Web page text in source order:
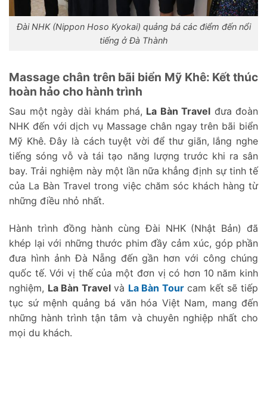
Đài NHK (Nippon Hoso Kyokai) quảng bá các điểm đến nổi
tiếng ở Đà Thành
Massage chân trên bãi biển Mỹ Khê: Kết thúc
hoàn hảo cho hành trình
Sau một ngày dài khám phá, La Bàn Travel đưa đoàn
NHK đến với dịch vụ Massage chân ngay trên bãi biển
Mỹ Khê. Đây là cách tuyệt vời để thư giãn, lắng nghe
tiếng sóng vỗ và tái tạo năng lượng trước khi ra sân
bay. Trải nghiệm này một lần nữa khẳng định sự tinh tế
của La Bàn Travel trong việc chăm sóc khách hàng từ
những điều nhỏ nhất.
Hành trình đồng hành cùng Đài NHK (Nhật Bản) đã
khép lại với những thước phim đầy cảm xúc, góp phần
đưa hình ảnh Đà Nẵng đến gần hơn với công chúng
quốc tế. Với vị thế của một đơn vị có hơn 10 năm kinh
nghiệm, La Bàn Travelvà La Bàn Tourcam kết sẽ tiếp
tục sứ mệnh quảng bá văn hóa Việt Nam, mang đến
những hành trình tận tâm và chuyên nghiệp nhất cho
mọi du khách.